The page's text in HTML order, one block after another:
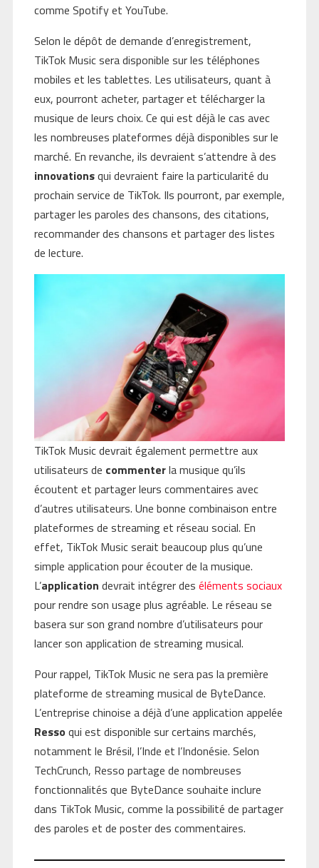
comme Spotify et YouTube.
Selon le dépôt de demande d’enregistrement,
TikTok Music sera disponible sur les téléphones
mobiles et les tablettes. Les utilisateurs, quant à
eux, pourront acheter, partager et télécharger la
musique de leurs choix. Ce qui est déjà le cas avec
les nombreuses plateformes déjà disponibles sur le
marché. En revanche, ils devraient s’attendre à des
innovationsqui devraient faire la particularité du
prochain service de TikTok. Ils pourront, par exemple,
partager les paroles des chansons, des citations,
recommander des chansons et partager des listes
de lecture.
TikTok Music devrait également permettre aux
utilisateurs de commenterla musique qu’ils
écoutent et partager leurs commentaires avec
d’autres utilisateurs. Une bonne combinaison entre
plateformes de streaming et réseau social. En
effet, TikTok Music serait beaucoup plus qu’une
simple application pour écouter de la musique.
L’application devrait intégrer des éléments sociaux
pour rendre son usage plus agréable. Le réseau se
basera sur son grand nombre d’utilisateurs pour
lancer son application de streaming musical.
Pour rappel, TikTok Music ne sera pas la première
plateforme de streaming musical de ByteDance.
L’entreprise chinoise a déjà d’une application appelée
Resso qui est disponible sur certains marchés,
notamment le Brésil, l’Inde et l’Indonésie. Selon
TechCrunch, Resso partage de nombreuses
fonctionnalités que ByteDance souhaite inclure
dans TikTok Music, comme la possibilité de partager
des paroles et de poster des commentaires.